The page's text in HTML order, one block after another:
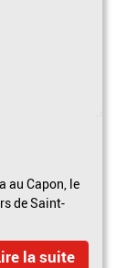
au Capon, le
de Saint-
la suite